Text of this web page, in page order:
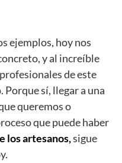
ejemplos, hoy nos
y al increíble
de este
sí, llegar a una
queremos o
que puede haber
los artesanos,sigue